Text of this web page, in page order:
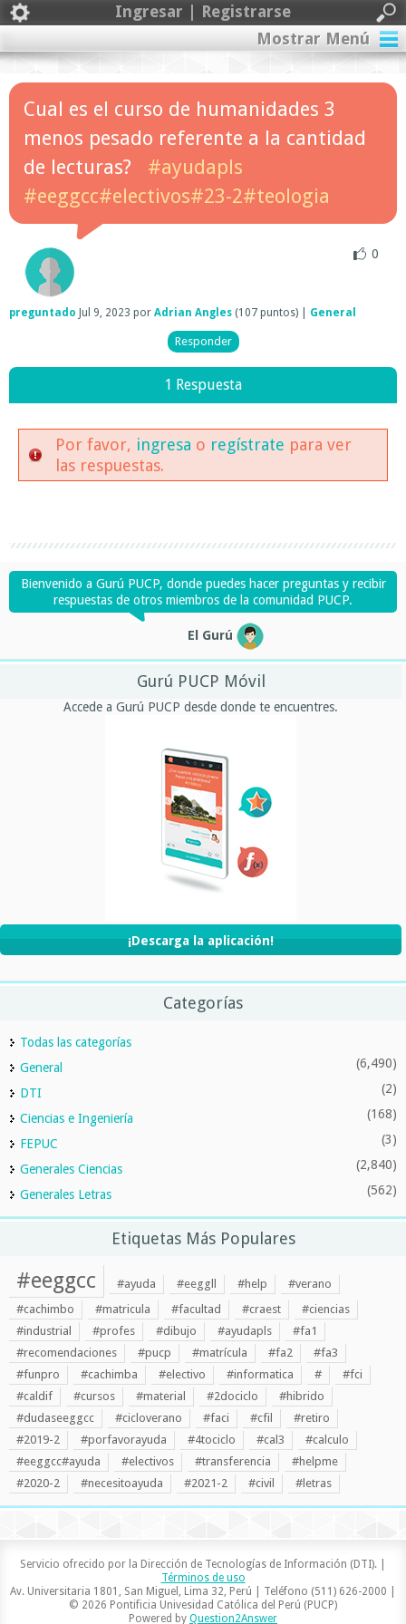
Ingresar | Registrarse
Mostrar Menú
Cual es el curso de humanidades 3
menos pesado referente a la cantidad
de lecturas?
#ayudapls
#eeggcc#electivos#23-2#teologia
0
preguntado Jul 9, 2023 por Adrian Angles (107 puntos) General
1 Respuesta
Por favor, ingresa o regístrate para ver
las respuestas.
Bienvenido a Gurú PUCP, donde puedes hacer preguntas y recibir
respuestas de otros miembros de la comunidad PUCP.
El Gurú
Gurú PUCP Móvil
Accede a Gurú PUCP desde donde te encuentres.
¡Descarga la aplicación!
Categorías
Todas las categorías
General
(6,490)
DTI (2)
Ciencias e Ingeniería (168)
FEPUC (3)
Generales Ciencias (2,840)
Generales Letras (562)
Etiquetas Más Populares
#eeggcc #ayuda #eeggll #help
#verano
#cachimbo
#matricula #facultad #craest
#ciencias
#industrial
#profes #dibujo #ayudapls
#fa1
#recomendaciones
#pucp #matrícula #fa2
#fa3
#funpro
#cachimba #electivo #informatica #
#fci
#caldif
#cursos #material #2dociclo
#hibrido
#dudaseeggcc
#cicloverano #faci #cfil
#retiro
#2019-2
#porfavorayuda #4tociclo #cal3
#calculo
#eeggcc#ayuda
#electivos #transferencia
#helpme
#2020-2
#necesitoayuda #2021-2 #civil #letras
Servicio ofrecido por la Dirección de Tecnologías de Información (DTI). |
Términos de uso
Av. Universitaria 1801, San Miguel, Lima 32, Perú | Teléfono (511) 626-2000 |
© 2026 Pontificia Univesidad Católica del Perú (PUCP)
Powered by Question2Answer